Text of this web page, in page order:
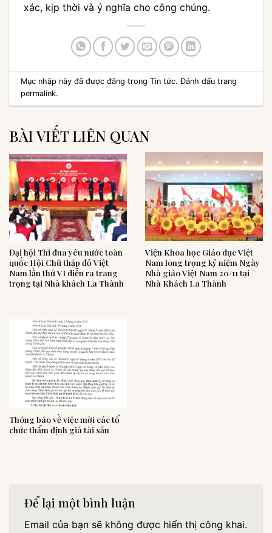
xác, kịp thời và ý nghĩa cho công chúng.
Mục nhập này đã được đăng trongTin tức. Đánh dấu trang
permalink.
BÀI VIẾT LIÊN QUAN
Đại hội Thi đua yêu nước toàn
quốc Hội Chữ thập đỏ Việt
Nam lần thứ VI diễn ra trang
trọng tại Nhà khách La Thành
Viện Khoa học Giáo dục Việt
Nam long trọng kỷ niệm Ngày
Nhà giáo Việt Nam 20/11 tại
Nhà Khách La Thành
Thông báo về việc mời các tổ
chức thẩm định giá tài sản
Để lại một bình luận
Email của bạn sẽ không được hiển thị công khai.